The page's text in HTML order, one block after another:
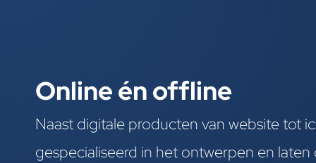
Online én offline
Naast digitale producten van website tot
gespecialiseerd in het ontwerpen en laten